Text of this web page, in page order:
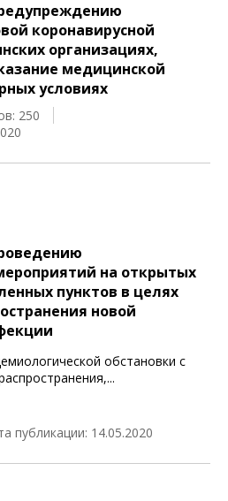
коронавирусной
организациях,
медицинской
условиях
250
на открытых
пунктов в целях
новой
обстановки с
...
публикации: 14.05.2020